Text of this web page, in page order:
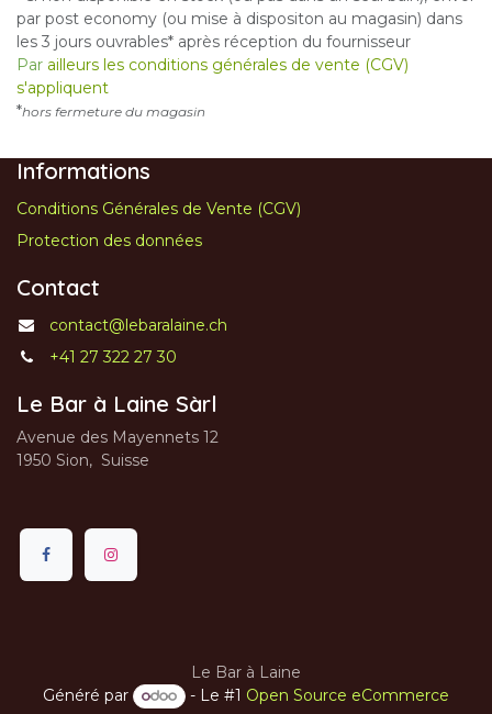
par post economy (ou mise à dispositon au magasin) dans
les 3 jours ouvrables* après réception du fournisseur
Par ailleurs les conditions générales de vente (CGV)
s'appliquent
*hors fermeture du magasin
Informations
Conditions Générales de Vente (CGV)
Protection des données
Contact
contact@lebaralaine.ch
+41 27 322 27 30
Le Bar à Laine Sàrl
Avenue des Mayennets 12
1950 Sion, Suisse
Le Bar à Laine
Généré par
- Le #1 Open Source eCommerce